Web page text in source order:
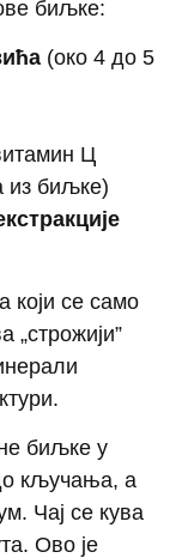
биљке:
(око 4 до 5
Ц
из биљке)
који се само
„строжији”
биљке у
кључања, а
Чај се кува
Ово је